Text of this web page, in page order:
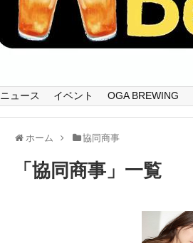
ニュース イベント OGA BREWING
ホーム 協同商事
「 協同商事 」 一覧